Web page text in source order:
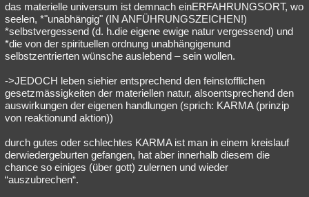
das materielle universum ist demnach einERFAHRUNGSORT, wo
seelen, *"unabhängig" (IN ANFÜHRUNGSZEICHEN!)
*selbstvergessend (d. h.die eigene ewige natur vergessend) und
*die von der spirituellen ordnung unabhängigenund
selbstzentrierten wünsche auslebend – sein wollen.
->JEDOCH leben siehier entsprechend den feinstofflichen
gesetzmässigkeiten der materiellen natur, alsoentsprechend den
auswirkungen der eigenen handlungen (sprich: KARMA (prinzip
von reaktionund aktion))
durch gutes oder schlechtes KARMA ist man in einem kreislauf
derwiedergeburten gefangen, hat aber innerhalb diesem die
chance so einiges (über gott) zulernen und wieder
“auszubrechen“.